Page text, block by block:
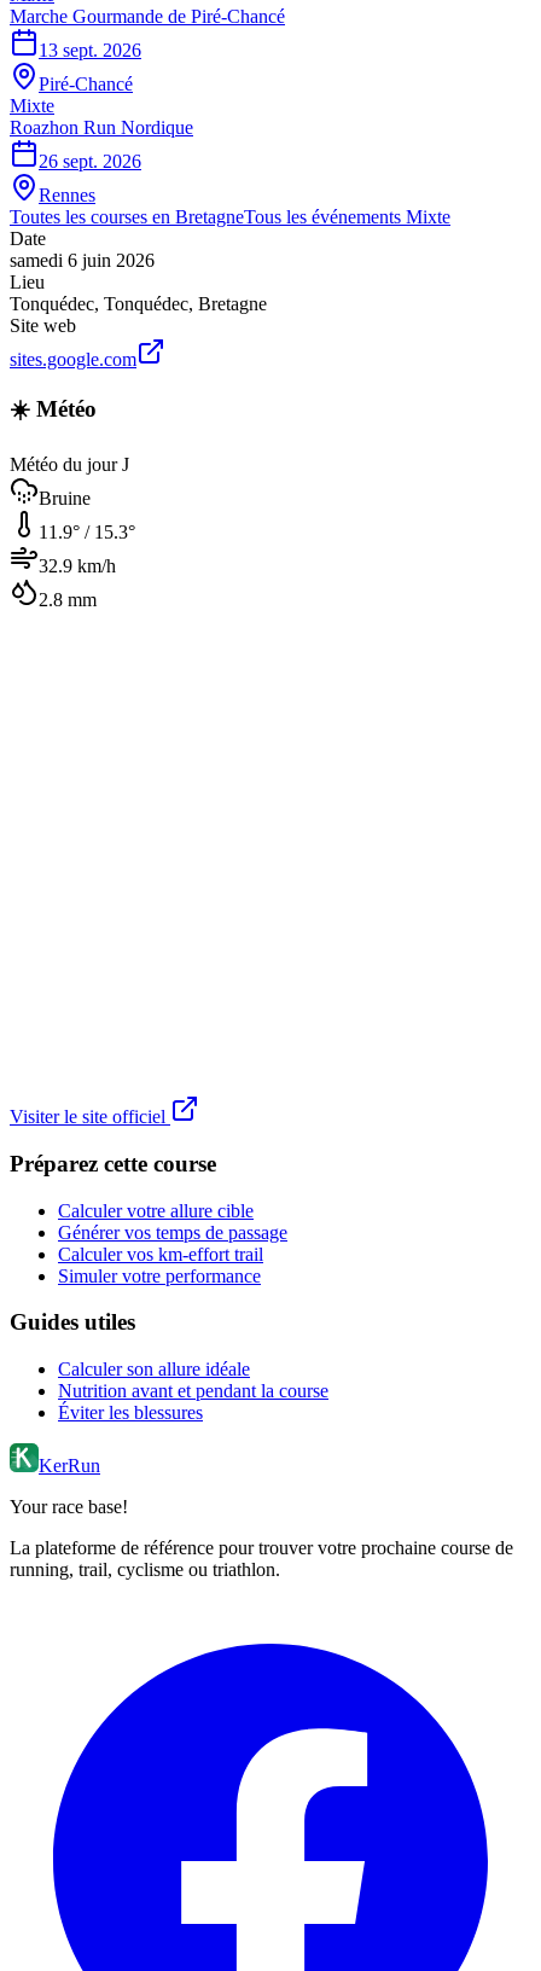
Marche Gourmande de Piré-Chancé
13 sept. 2026
Piré-Chancé
Mixte
Roazhon Run Nordique
26 sept. 2026
Rennes
Toutes les courses en BretagneTous les événements Mixte
Date
samedi 6 juin 2026
Lieu
Tonquédec, Tonquédec, Bretagne
Site web
sites.google.com
☀️ Météo
Météo du jour J
Bruine
11.9° / 15.3°
32.9 km/h
2.8 mm
Visiter le site officiel
Préparez cette course
Calculer votre allure cible
Générer vos temps de passage
Calculer vos km-effort trail
Simuler votre performance
Guides utiles
Calculer son allure idéale
Nutrition avant et pendant la course
Éviter les blessures
KerRun
Your race base!
La plateforme de référence pour trouver votre prochaine course de
running, trail, cyclisme ou triathlon.